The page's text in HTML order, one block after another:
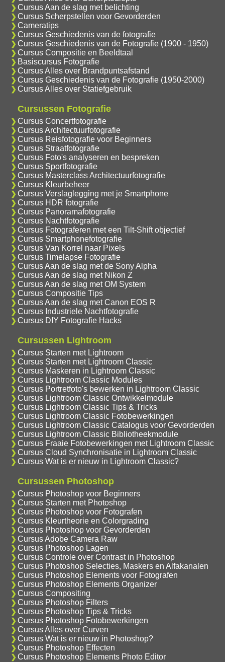
Cursus Aan de slag met belichting
Cursus Scherpstellen voor Gevorderden
Cameratips
Cursus Geschiedenis van de fotografie
Cursus Geschiedenis van de Fotografie (1900 - 1950)
Cursus Compositie en Beeldtaal
Basiscursus Fotografie
Cursus Alles over Brandpuntsafstand
Cursus Geschiedenis van de Fotografie (1950-2000)
Cursus Alles over Statiefgebruik
Cursussen Fotografie
Cursus Concertfotografie
Cursus Architectuurfotografie
Cursus Reisfotografie voor Beginners
Cursus Straatfotografie
Cursus Foto's analyseren en bespreken
Cursus Sportfotografie
Cursus Masterclass Architectuurfotografie
Cursus Kleurbeheer
Cursus Verslaglegging met je Smartphone
Cursus HDR fotografie
Cursus Panoramafotografie
Cursus Nachtfotografie
Cursus Fotograferen met een Tilt-Shift objectief
Cursus Smartphonefotografie
Cursus Van Korrel naar Pixels
Cursus Timelapse Fotografie
Cursus Aan de slag met de Sony Alpha
Cursus Aan de slag met Nikon Z
Cursus Aan de slag met OM System
Cursus Compositie Tips
Cursus Aan de slag met Canon EOS R
Cursus Industriele Nachtfotografie
Cursus DIY Fotografie Hacks
Cursussen Lightroom
Cursus Starten met Lightroom
Cursus Starten met Lightroom Classic
Cursus Maskeren in Lightroom Classic
Cursus Lightroom Classic Modules
Cursus Portretfoto's bewerken in Lightroom Classic
Cursus Lightroom Classic Ontwikkelmodule
Cursus Lightroom Classic Tips & Tricks
Cursus Lightroom Classic Fotobewerkingen
Cursus Lightroom Classic Catalogus voor Gevorderden
Cursus Lightroom Classic Bibliotheekmodule
Cursus Fraaie Fotobewerkingen met Lightroom Classic
Cursus Cloud Synchronisatie in Lightroom Classic
Cursus Wat is er nieuw in Lightroom Classic?
Cursussen Photoshop
Cursus Photoshop voor Beginners
Cursus Starten met Photoshop
Cursus Photoshop voor Fotografen
Cursus Kleurtheorie en Colorgrading
Cursus Photoshop voor Gevorderden
Cursus Adobe Camera Raw
Cursus Photoshop Lagen
Cursus Controle over Contrast in Photoshop
Cursus Photoshop Selecties, Maskers en Alfakanalen
Cursus Photoshop Elements voor Fotografen
Cursus Photoshop Elements Organizer
Cursus Compositing
Cursus Photoshop Filters
Cursus Photoshop Tips & Tricks
Cursus Photoshop Fotobewerkingen
Cursus Alles over Curven
Cursus Wat is er nieuw in Photoshop?
Cursus Photoshop Effecten
Cursus Photoshop Elements Photo Editor